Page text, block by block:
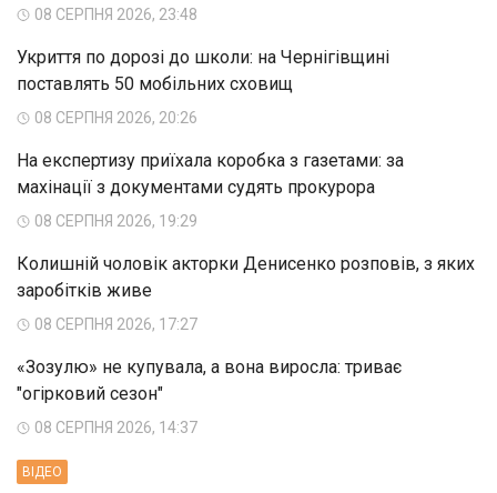
08 СЕРПНЯ 2026, 23:48
Укриття по дорозі до школи: на Чернігівщині
поставлять 50 мобільних сховищ
08 СЕРПНЯ 2026, 20:26
На експертизу приїхала коробка з газетами: за
махінації з документами судять прокурора
08 СЕРПНЯ 2026, 19:29
Колишній чоловік акторки Денисенко розповів, з яких
заробітків живе
08 СЕРПНЯ 2026, 17:27
«Зозулю» не купувала, а вона виросла: триває
"огірковий сезон"
08 СЕРПНЯ 2026, 14:37
ВIДЕО